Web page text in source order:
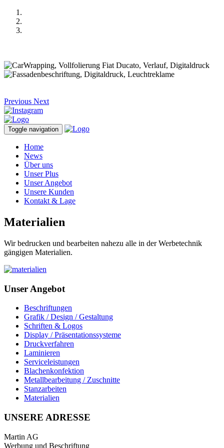
Previous Next
Toggle navigation
Home
News
Über uns
Unser Plus
Unser Angebot
Unsere Kunden
Kontakt & Lage
Materialien
Wir bedrucken und bearbeiten nahezu alle in der Werbetechnik
gängigen Materialien.
Unser Angebot
Beschriftungen
Grafik / Design / Gestaltung
Schriften & Logos
Display / Präsentationssysteme
Druckverfahren
Laminieren
Serviceleistungen
Blachenkonfektion
Metallbearbeitung / Zuschnitte
Stanzarbeiten
Materialien
UNSERE ADRESSE
Martin AG
Werbung und Beschriftung